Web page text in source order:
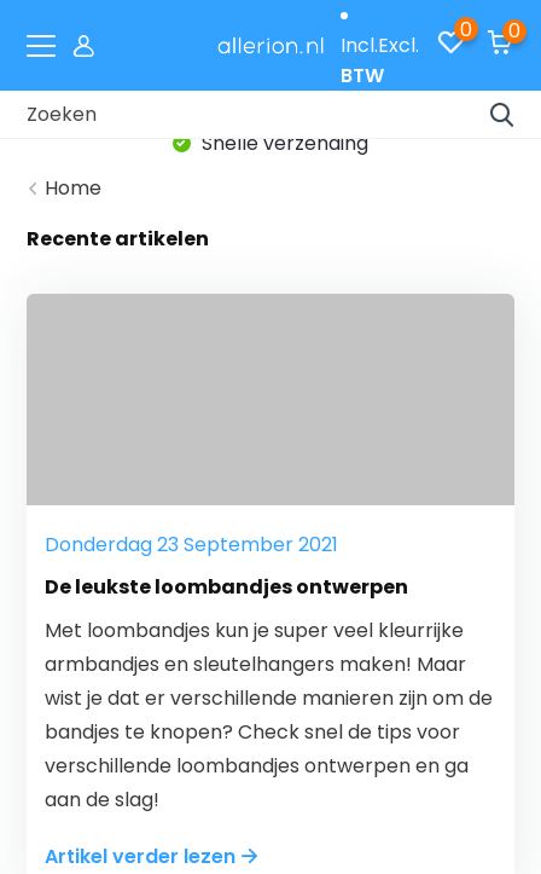
Incl.Excl.
BTW
0 0
Snelle verzending
Home
Recente artikelen
Donderdag 23 September 2021
De leukste loombandjes ontwerpen
Met loombandjes kun je super veel kleurrijke
armbandjes en sleutelhangers maken! Maar
wist je dat er verschillende manieren zijn om de
bandjes te knopen? Check snel de tips voor
verschillende loombandjes ontwerpen en ga
aan de slag!
Artikel verder lezen